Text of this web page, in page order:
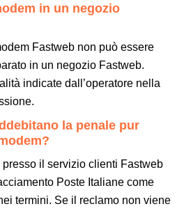
in un negozio
Fastweb non può essere
in un negozio Fastweb.
indicate dall’operatore nella
la penale pur
il servizio clienti Fastweb
Poste Italiane come
termini. Se il reclamo non viene